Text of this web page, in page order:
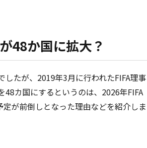
48か国に拡大？
たが、2019年3月に行われたFIFA理事
カ国にするというのは、2026年FIFA
が前倒しとなった理由などを紹介しま